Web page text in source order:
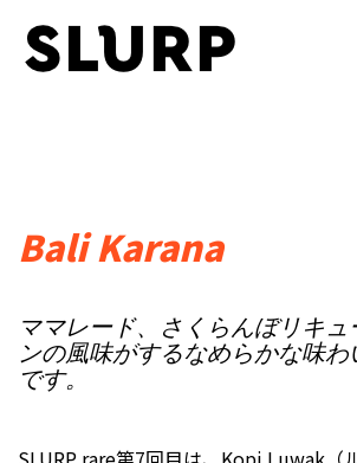
Bali Karana
ママレード、さくらんぼリキ
ンの風味がするなめらかな味わ
です。